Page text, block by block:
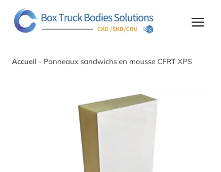
content
Accueil - Panneaux sandwichs en mousse CFRT XPS